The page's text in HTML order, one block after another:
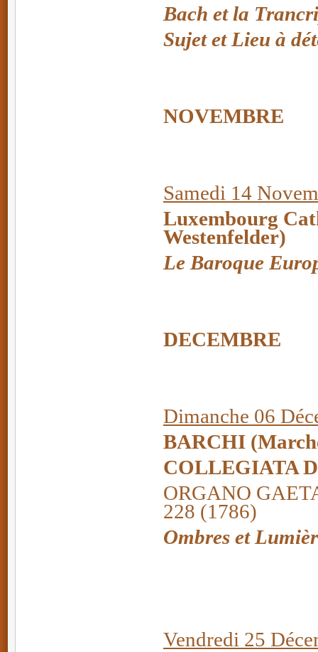
Bach et la
Sujet et Lieu à
NOVEMBRE
Samedi 14
Luxembourg
Westenfelder)
Le Baroque
DECEMBRE
Dimanche 06
BARCHI
COLLEGIATA
ORGANO
228 (1786)
Ombres et
Vendredi 25